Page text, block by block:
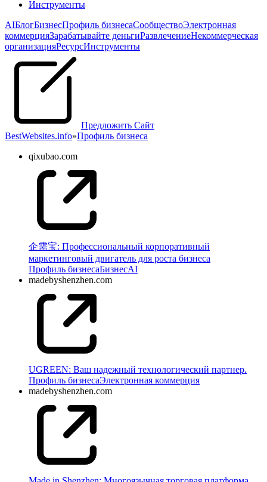
Инструменты
AIБлогБизнесПрофиль бизнесаСообществоЭлектронная
коммерцияЗарабатывайте деньгиРазвлечениеНекоммерческая
организацияPесурсИнструменты
Предложить Сайт
BestWebsites.info»Профиль бизнеса
qixubao.com
企需宝: Профессиональный корпоративный
маркетинговый двигатель для роста бизнеса
Профиль бизнесаБизнесAI
madebyshenzhen.com
UGREEN: Ваш надежный технологический партнер.
Профиль бизнесаЭлектронная коммерция
madebyshenzhen.com